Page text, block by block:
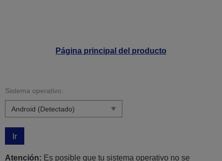
Página principal del producto
Sistema operativo:
Ir
Atención: Es posible que tu sistema operativo no se